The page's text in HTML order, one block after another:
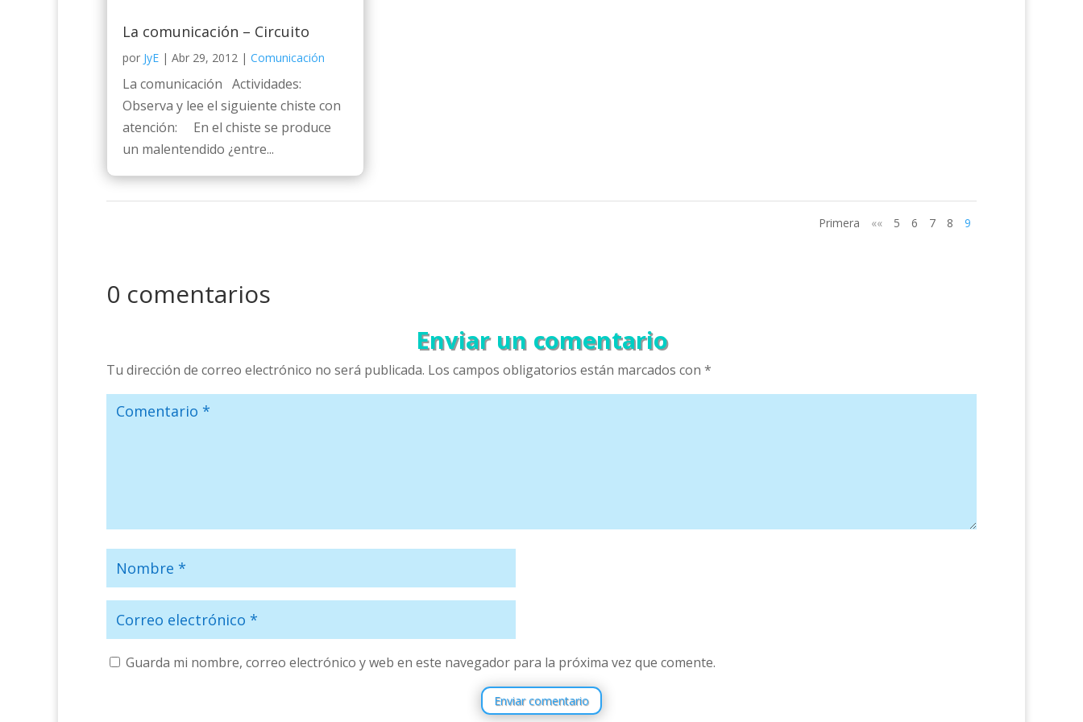
La comunicación – Circuito
por JyE | Abr 29, 2012 | Comunicación
La comunicación Actividades:
Observa y lee el siguiente chiste con
atención: En el chiste se produce
un malentendido ¿entre...
Primera «« 5 6 7 8 9
0 comentarios
Enviar un comentario
Tu dirección de correo electrónico no será publicada. Los campos obligatorios están marcados con *
Guarda mi nombre, correo electrónico y web en este navegador para la próxima vez que comente.
Enviar comentario